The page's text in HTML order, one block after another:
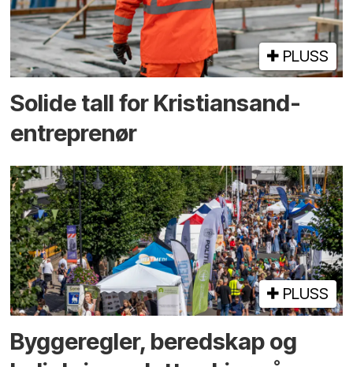
PLUSS
Solide tall for Kristiansand-
entreprenør
PLUSS
Bygge­regler, beredskap og